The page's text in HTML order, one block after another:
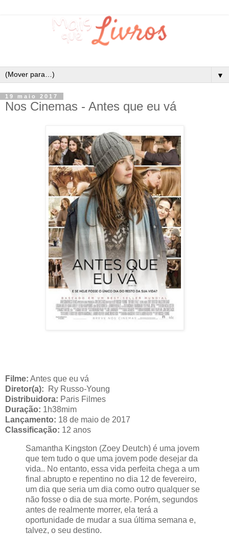
▼
19 maio 2017
Nos Cinemas - Antes que eu vá
Filme: Antes que eu vá
Diretor(a):
Ry Russo-Young
Distribuidora: Paris Filmes
Duração: 1h38mim
Lançamento: 18 de maio de 2017
Classificação: 12 anos
Samantha Kingston (Zoey Deutch) é uma jovem
que tem tudo o que uma jovem pode desejar da
vida.. No entanto, essa vida perfeita chega a um
final abrupto e repentino no dia 12 de fevereiro,
um dia que seria um dia como outro qualquer se
não fosse o dia de sua morte. Porém, segundos
antes de realmente morrer, ela terá a
oportunidade de mudar a sua última semana e,
talvez, o seu destino.